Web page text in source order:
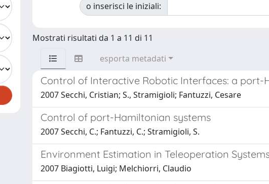
o inserisci le iniziali:
Mostrati risultati da 1 a 11 di 11
esporta metadati
Control of Interactive Robotic Interfaces: a port-
2007 Secchi, Cristian; S., Stramigioli; Fantuzzi, Cesare
Control of port-Hamiltonian systems
2007 Secchi, C.; Fantuzzi, C.; Stramigioli, S.
Environment Estimation in Teleoperation
2007 Biagiotti, Luigi; Melchiorri, Claudio